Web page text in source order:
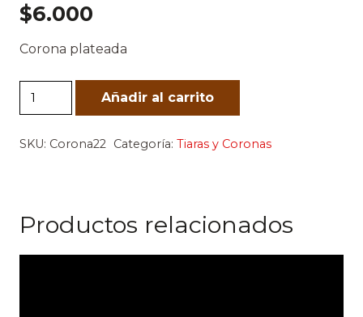
$6.000
Corona plateada
Corona22
cantidad
Añadir al carrito
SKU: Corona22 Categoría: Tiaras y Coronas
Productos relacionados